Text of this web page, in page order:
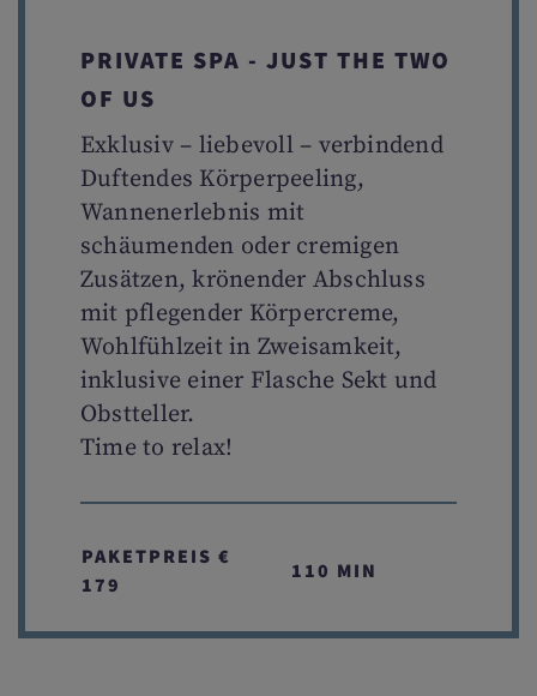
PRIVATE SPA - JUST THE TWO
OF US
Exklusiv – liebevoll – verbindend
Duftendes Körperpeeling,
Wannenerlebnis mit
schäumenden oder cremigen
Zusätzen, krönender Abschluss
mit pflegender Körpercreme,
Wohlfühlzeit in Zweisamkeit,
inklusive einer Flasche Sekt und
Obstteller.
Time to relax!
PAKETPREIS €
179
110 MIN